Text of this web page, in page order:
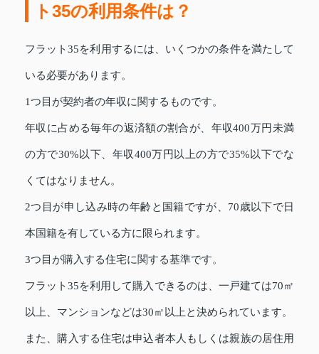
ト35の利用条件は？
フラット35を利用するには、いくつかの条件を満たして
いる必要があります。
1つ目が契約者の年収に関するものです。
年収に占める毎年の返済額の割合が、年収400万円未満
の方で30%以下、年収400万円以上の方で35%以下でな
くてはなりません。
2つ目が申し込み時の年齢と国籍ですが、70歳以下で日
本国籍を有している方に限られます。
3つ目が購入する住宅に関する基準です。
フラット35を利用して購入できるのは、一戸建ては70㎡
以上、マンションなどは30㎡以上と決められています。
また、購入する住宅は申込者本人もしくは親族の居住用